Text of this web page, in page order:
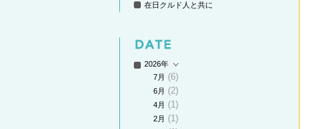
在日クルド人と共に
2026年
7月
(6)
6月 (2)
4月 (1)
2月 (1)